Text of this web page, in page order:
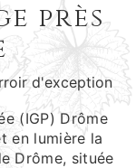
près
d'exception
(IGP) Drôme
en lumière la
Drôme, située